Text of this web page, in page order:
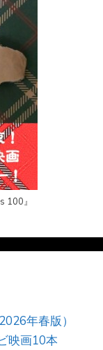
100』
年春版）
映画10本